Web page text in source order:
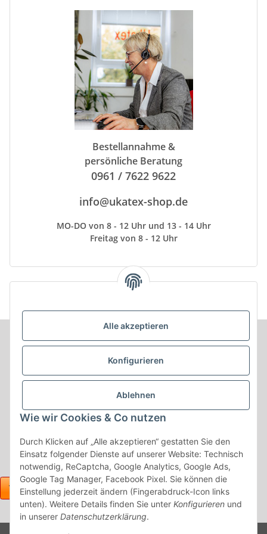
Alle akzeptieren
Konfigurieren
Ablehnen
Wie wir Cookies & Co nutzen
Durch Klicken auf „Alle akzeptieren“ gestatten Sie den
Einsatz folgender Dienste auf unserer Website: Technisch
notwendig, ReCaptcha, Google Analytics, Google Ads,
Google Tag Manager, Facebook Pixel. Sie können die
Einstellung jederzeit ändern (Fingerabdruck-Icon links
unten). Weitere Details finden Sie unter Konfigurieren und
in unserer Datenschutzerklärung.
Bestellannahme &
persönliche Beratung
0961 / 7622 9622
info@ukatex-shop.de
MO-DO von 8 - 12 Uhr und 13 - 14 Uhr
Freitag von 8 - 12 Uhr
Informationen
Produkt Informationen
Shop Informationen
Gesetzliche Informationen